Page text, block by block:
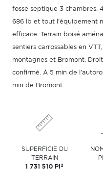
fosse septique 3 chambres.
686 lb et tout l'équipement
efficace. Terrain boisé
sentiers carrossables en
montagnes et Bromont.
confirmé. À 5 min de
min de Bromont.
SUPERFICIE DU
TERRAIN
1 731 510 PI 2